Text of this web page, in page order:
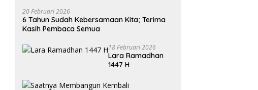
20 Februari 2026
6 Tahun Sudah Kebersamaan Kita; Terima
Kasih Pembaca Semua
18 Februari 2026
Lara Ramadhan
1447 H